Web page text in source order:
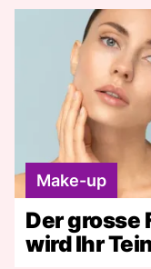
Make-up
Der grosse
wird Ihr